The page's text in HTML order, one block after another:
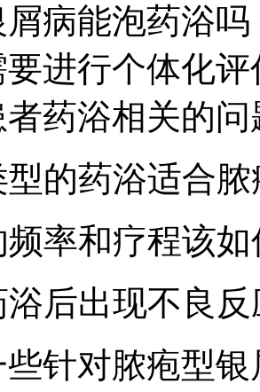
屑病能泡药浴
要进行个体化
药浴相关的问
型的药浴适合
频率和疗程该
浴后出现不良
些针对脓疱型